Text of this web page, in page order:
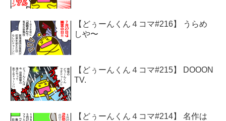
【どぅーんくん４コマ#216】 うらめ
しや〜
【どぅーんくん４コマ#215】 DOOON
TV.
【どぅーんくん４コマ#214】 名作は